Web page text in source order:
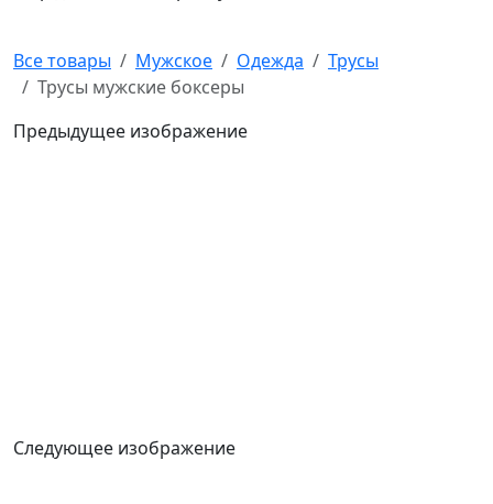
Все товары Мужское Одежда
Трусы
Трусы мужские боксеры
Предыдущее изображение
Следующее изображение